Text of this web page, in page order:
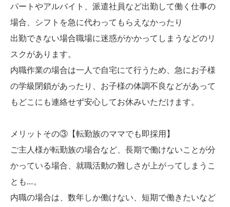
パートやアルバイト、派遣社員など出勤して働く仕事の
場合、シフトを急に代わってもらえなかったり
出勤できない場合職場に迷惑がかかってしまうなどのリ
スクがあります。
内職作業の場合は一人で自宅にて行うため、急にお子様
の学級閉鎖があったり、お子様の体調不良などがあって
もどこにも連絡せず安心してお休みいただけます。
メリットその③【転勤族のママでも即採用】
ご主人様が転勤族の場合など、長期で働けないことが分
かっている場合、就職活動の難しさが上がってしまうこ
とも…。
内職の場合は、数年しか働けない、短期で働きたいなど